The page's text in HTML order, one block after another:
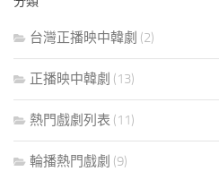
台灣正播映中韓劇 (2)
正播映中韓劇 (13)
熱門戲劇列表 (11)
輪播熱門戲劇 (9)